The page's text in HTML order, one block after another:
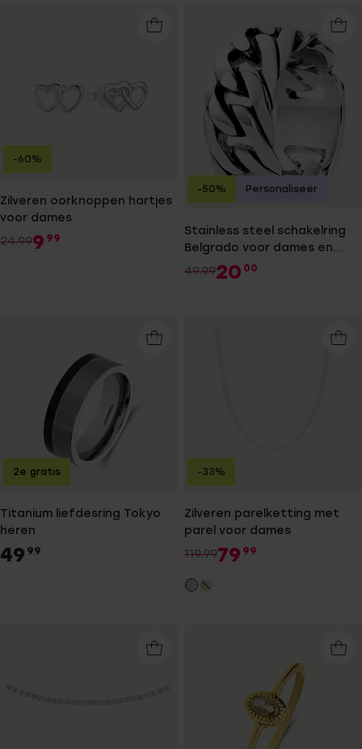
Zilveren oorknoppen hartjes
voor dames
24.999 99
-60%
Stainless steel schakelring
Belgrado voor dames en
heren
49.9920 00
-50% Personaliseer
Titanium liefdesring Tokyo
heren
49 99
2e gratis
Zilveren parelketting met
parel voor dames
119.9979 99
-33%